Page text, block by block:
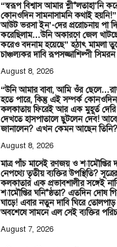
“স্বরূপ বিশ্বাস আমার শ্লী*লতাহা’নি
কোনওদিন সামনাসামনি কথাই
আউট ভরসা ইন’-দের প্ররোচনায় পা
করেছিলাম…উনি অকারণে জেল
করেও বদনাম হয়েছে” হঠাৎ মামলা
চাঞ্চল্যকর দাবি রূপসজ্জাশিল্পী
August 8, 2026
“উনি আমার বাবা, আমি ওঁর
হতে পারে, কিন্তু এই সম্পর্ক
কলকাতায় ফিরেই আর এক মুহূর্ত
দেখতে হাসপাতালে ছুটলেন দেব!
জানালেন? এখন কেমন আছেন তিনি?
August 8, 2026
মাত্র পাঁচ মাসেই রণজয় ও শ্যামৌপ্তির
নেপথ্যে তৃতীয় ব্যক্তির উপস্থিতি?
কলকাতার এক প্রভাবশালীর সঙ্গেই
শ্যামৌপ্তির ঘনি*ষ্ঠতা? এতদিন দোষ
ঘাড়ে! এবার নতুন দাবি ঘিরে তোলপাড়
অবশেষে সামনে এল সেই ব্যক্তির
August 7, 2026